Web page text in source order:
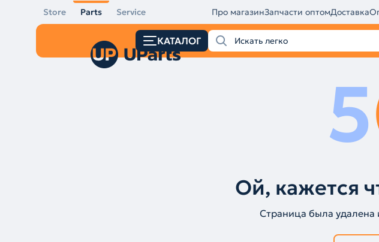
Store Parts Service Про магазинЗапчасти оптомДоставка
КАТАЛОГ
5
Ой, кажется
Страница была удалена